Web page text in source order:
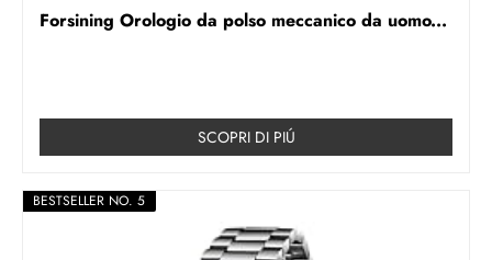
Forsining Orologio da polso meccanico da uomo...
SCOPRI DI PIÚ
BESTSELLER NO. 5